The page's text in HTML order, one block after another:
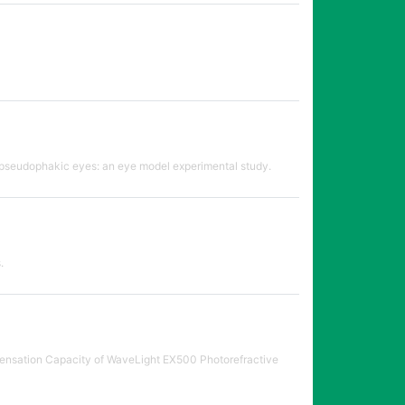
eyes: an eye model experimental study.
Capacity of WaveLight EX500 Photorefractive